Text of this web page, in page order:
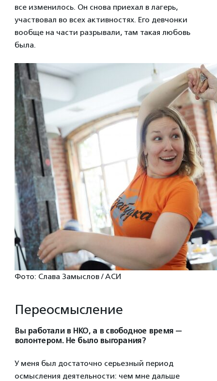
все изменилось. Он снова приехал в лагерь,
участвовал во всех активностях. Его девчонки
вообще на части разрывали, там такая любовь
была.
Фото: Слава Замыслов / АСИ
Переосмысление
Вы работали в НКО, а в свободное время —
волонтером. Не было выгорания?
У меня был достаточно серьезный период
осмысления деятельности: чем мне дальше